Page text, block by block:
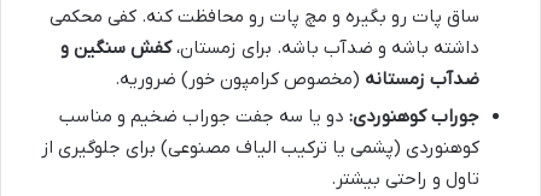
ساق پات رو بگیره و مچ پات رو محافظت کنه. کفی محکمی
داشته باشه و ضدآب باشه. برای زمستان،کفش سنگین و
ضدآب زمستانه (مخصوص کرامپون خور) ضروریه.
جوراب کوهنوردی: دو یا سه جفت جوراب ضخیم و مناسب
کوهنوردی (پشمی یا ترکیب الیاف مصنوعی) برای جلوگیری از
تاول و راحتی بیشتر.